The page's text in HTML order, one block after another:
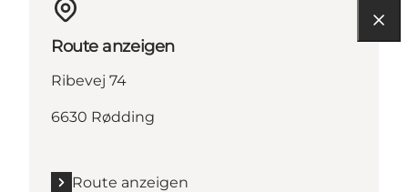
Route anzeigen
Ribevej 74
6630 Rødding
Route anzeigen